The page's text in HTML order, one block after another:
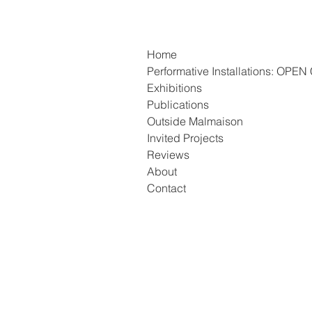
Home
Performative Installations: OPEN
Exhibitions
Publications
Outside Malmaison
Invited Projects
Reviews
About
Contact